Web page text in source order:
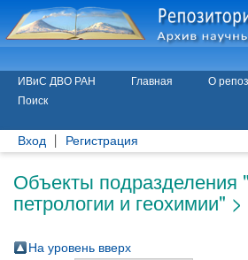
ИВиС ДВО РАН Главная О
Поиск
Вход Регистрация
Объекты подразделения
петрологии и геохимии"
На уровень вверх